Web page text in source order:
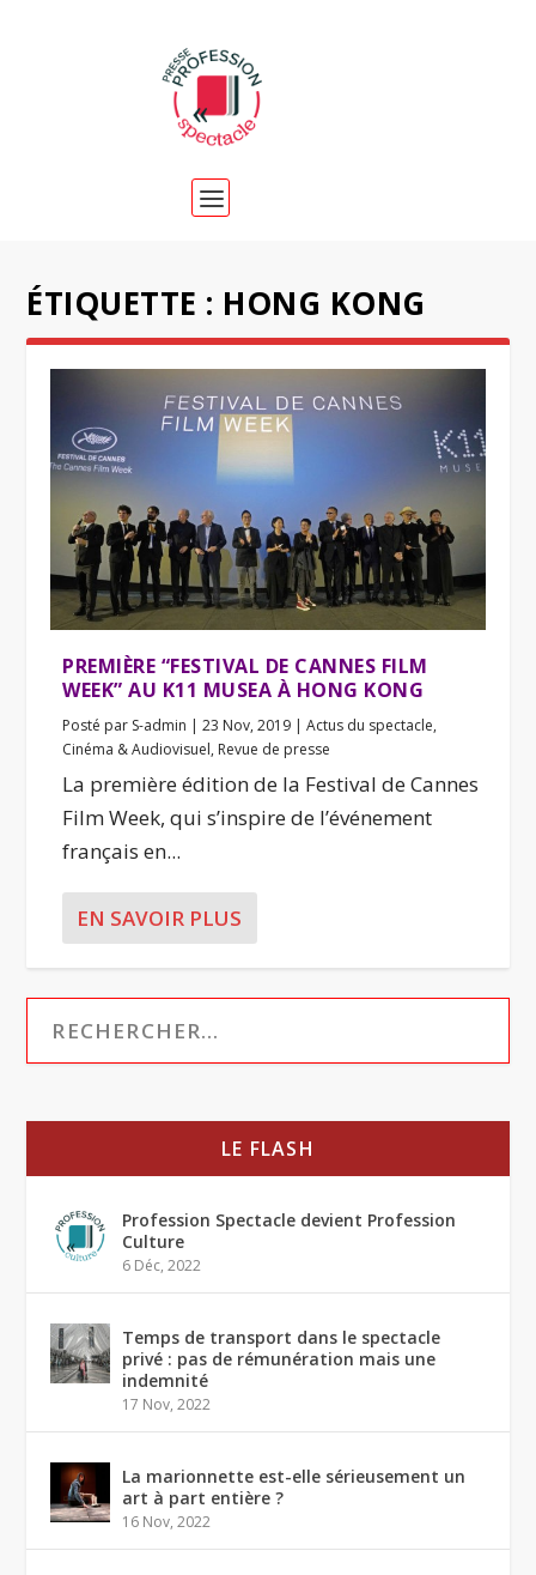
ÉTIQUETTE : HONG KONG
PREMIÈRE “FESTIVAL DE CANNES FILM
WEEK” AU K11 MUSEA À HONG KONG
Posté par S-admin |23 Nov, 2019 |Actus du spectacle,
Cinéma & Audiovisuel, Revue de presse
La première édition de la Festival de Cannes
Film Week, qui s’inspire de l’événement
français en...
EN SAVOIR PLUS
LE FLASH
Profession Spectacle devient Profession
Culture
6 Déc, 2022
Temps de transport dans le spectacle
privé : pas de rémunération mais une
indemnité
17 Nov, 2022
La marionnette est-elle sérieusement un
art à part entière ?
16 Nov, 2022